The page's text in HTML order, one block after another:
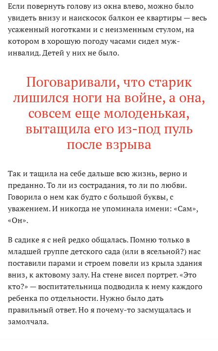
Если повернуть голову из окна влево, можно было
увидеть внизу и наискосок балкон ее квартиры — весь
усаженный ноготками и с неизменным стулом, на
котором в хорошую погоду часами сидел муж-
инвалид. Детей у них не было.
Поговаривали, что старик
лишился ноги на войне, а она,
совсем еще молоденькая,
вытащила его из-под пуль
после взрыва
Так и тащила на себе дальше всю жизнь, верно и
преданно. То ли из сострадания, то ли по любви.
Говорила о нем как будто с большой буквы, с
уважением. И никогда не упоминала имени: «Сам»,
«Он».
В садике я с ней редко общалась. Помню только в
младшей группе детского сада (или в ясельной?) нас
поставили парами и строем повели из крыла здания
вниз, к актовому залу. На стене висел портрет. «Это
кто?» — воспитательница подводила к нему каждого
ребенка по отдельности. Нужно было дать
правильный ответ. Но я почему-то засмущалась и
замолчала.